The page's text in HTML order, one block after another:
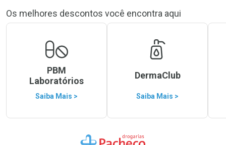
Os melhores descontos você encontra aqui
PBM
Laboratórios
Saiba Mais >
DermaClub
Saiba Mais >
Ir para a Home